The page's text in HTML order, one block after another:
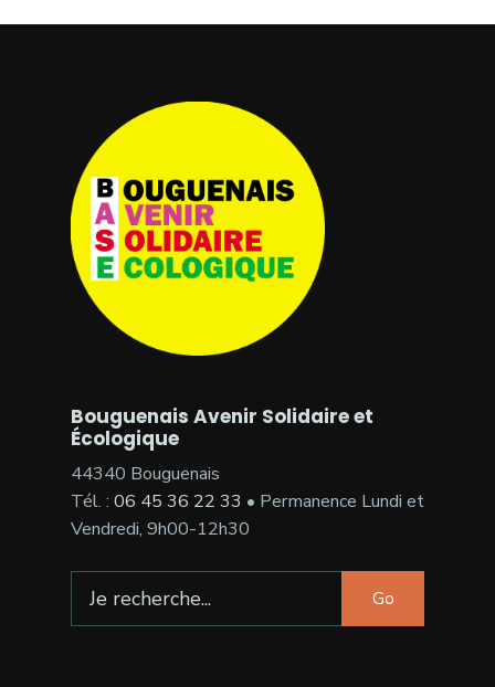
Bouguenais Avenir Solidaire et
Écologique
44340 Bouguenais
Tél. : 06 45 36 22 33 • Permanence Lundi et
Vendredi, 9h00-12h30
for:
Go